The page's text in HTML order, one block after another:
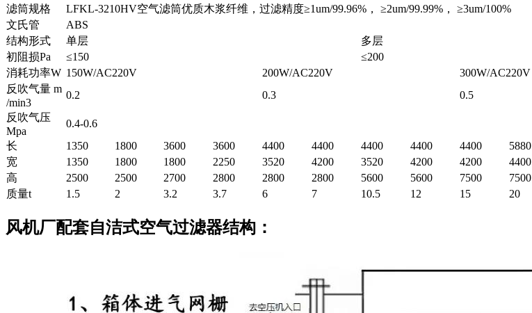
滤筒规格
LFKL-3210HV空气滤筒优质木浆纤维，过滤精度≥1um/99.96%， ≥2um/99.99%， ≥3um/100%
文氏管
ABS
结构形式
单层
多层
初阻损Pa
≤150
≤200
消耗功率W 150W/AC220V 200W/AC220V
300W/AC220V
反吹气量 m
/min3
0.2 0.3
0.5
反吹气压
Mpa
0.4-0.6
长
1350 1800 3600 3600 4400 4400 4400 4400 4400 5880
宽
1350 1800 1800 2250 3520 4200 3520 4200 4200 4400
高
2500 2500 2700 2800 2800 2800 5600 5600 7500 7500
质量t
1.5 2 3.2 3.7 6 7 10.5 12 15 20
风机厂配套自洁式空气过滤器结构：